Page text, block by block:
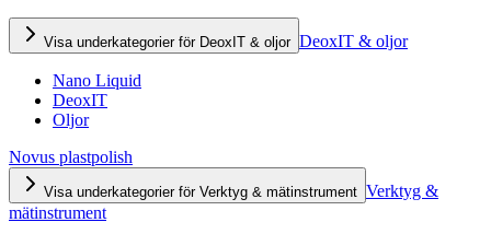
Visa underkategorier för DeoxIT & oljor DeoxIT & oljor
Nano Liquid
DeoxIT
Oljor
Novus plastpolish
Visa underkategorier för Verktyg & mätinstrument Verktyg &
mätinstrument